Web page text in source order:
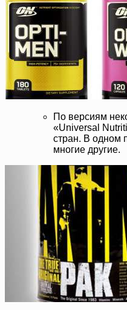
По версиям
«Universal
стран. В одном
многие другие.